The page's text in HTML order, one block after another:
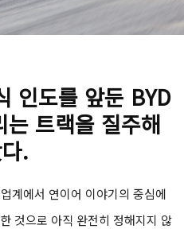
인도를 앞둔 BYD
트랙을 질주해
.
계에서 연이어 이야기의 중심에
것으로 아직 완전히 정해지지 않